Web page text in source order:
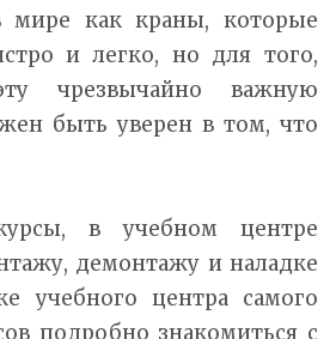
как краны, которые
и легко, но для того,
чрезвычайно важную
быть уверен в том, что
в учебном центре
демонтажу и наладке
учебного центра самого
подробно знакомиться с